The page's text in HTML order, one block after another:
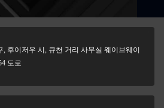
, 후이저우 시, 큐천 거리 사무실 웨이브웨이
도로